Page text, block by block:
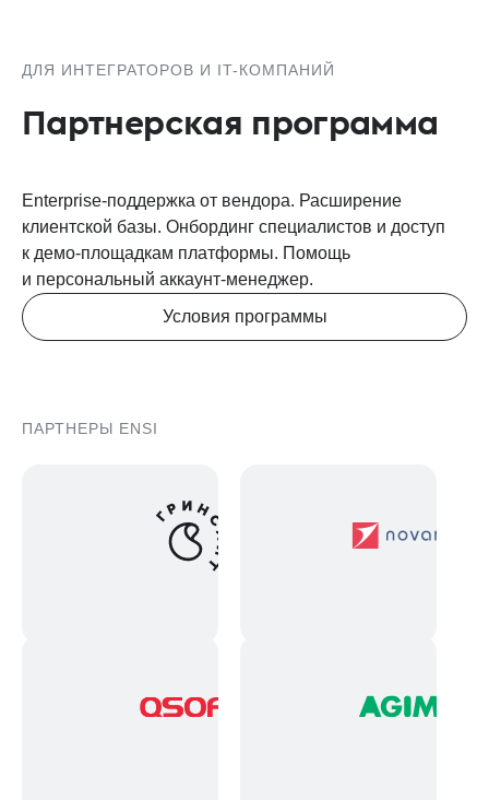
ДЛЯ ИНТЕГРАТОРОВ И IT-КОМ­ПАНИЙ
Партнерская программа
Enterprise-поддержка от вендора. Расширение
клиентской базы. Онбординг специалистов и доступ
к демо-площадкам платформы. Помощь
и персональный аккаунт-менеджер.
Условия программы
ПАРТНЕРЫ ENSI